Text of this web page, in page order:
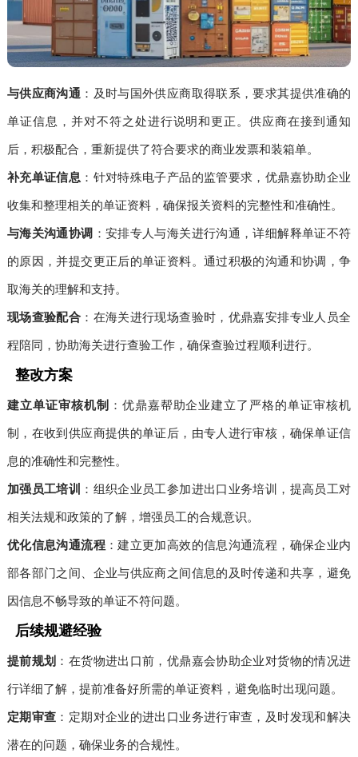
与供应商沟通 ：及时与国外供应商取得联系，要求其提供准确的
单证信息，并对不符之处进行说明和更正。供应商在接到通知
后，积极配合，重新提供了符合要求的商业发票和装箱单。
补充单证信息 ：针对特殊电子产品的监管要求，优鼎嘉协助企业
收集和整理相关的单证资料，确保报关资料的完整性和准确性。
与海关沟通协调 ：安排专人与海关进行沟通，详细解释单证不符
的原因，并提交更正后的单证资料。通过积极的沟通和协调，争
取海关的理解和支持。
现场查验配合 ：在海关进行现场查验时，优鼎嘉安排专业人员全
程陪同，协助海关进行查验工作，确保查验过程顺利进行。
整改方案
建立单证审核机制 ：优鼎嘉帮助企业建立了严格的单证审核机
制，在收到供应商提供的单证后，由专人进行审核，确保单证信
息的准确性和完整性。
加强员工培训 ：组织企业员工参加进出口业务培训，提高员工对
相关法规和政策的了解，增强员工的合规意识。
优化信息沟通流程：建立更加高效的信息沟通流程，确保企业内
部各部门之间、企业与供应商之间信息的及时传递和共享，避免
因信息不畅导致的单证不符问题。
后续规避经验
提前规划 ：在货物进出口前，优鼎嘉会协助企业对货物的情况进
行详细了解，提前准备好所需的单证资料，避免临时出现问题。
定期审查 ：定期对企业的进出口业务进行审查，及时发现和解决
潜在的问题，确保业务的合规性。